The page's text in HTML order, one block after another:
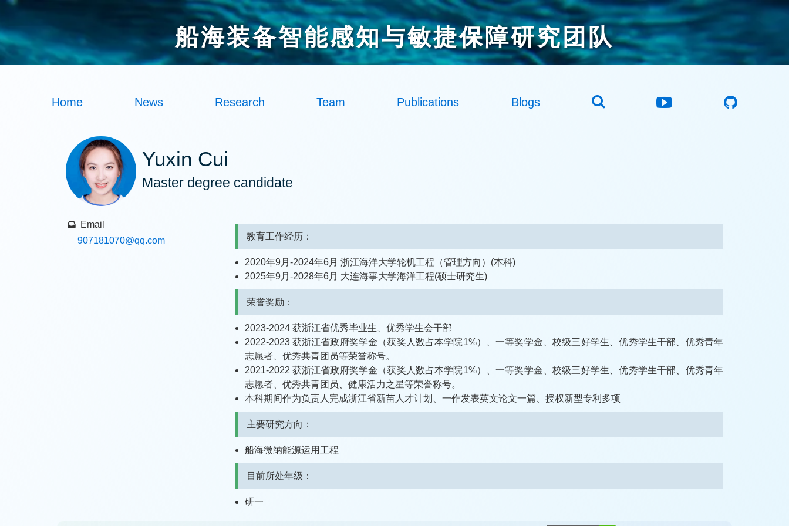
船海装备智能感知与敏捷保障研究团队
Home News Research Team Publications Blogs
Yuxin Cui
Master degree candidate
Email
907181070@qq.com 教育工作经历：
2020年9月-2024年6月 浙江海洋大学轮机工程（管理方向）(本科)
2025年9月-2028年6月 大连海事大学海洋工程(硕士研究生)
荣誉奖励：
2023-2024 获浙江省优秀毕业生、优秀学生会干部
2022-2023 获浙江省政府奖学金（获奖人数占本学院1%）、一等奖学金、校级三好学生、优秀学生干部、优秀青年
志愿者、优秀共青团员等荣誉称号。
2021-2022 获浙江省政府奖学金（获奖人数占本学院1%）、一等奖学金、校级三好学生、优秀学生干部、优秀青年
志愿者、优秀共青团员、健康活力之星等荣誉称号。
本科期间作为负责人完成浙江省新苗人才计划、一作发表英文论文一篇、授权新型专利多项
主要研究方向：
船海微纳能源运用工程
目前所处年级：
研一